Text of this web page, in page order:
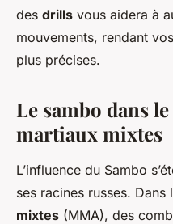
des drills vous aidera à
mouvements, rendant
plus précises.
Le sambo dans
martiaux mixtes
L’influence du Sambo
ses racines russes. Dans
mixtes (MMA), des